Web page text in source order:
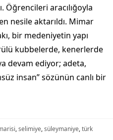
Öğrencileri aracılığoyla
nesile aktarıldı. Mimar
bir medeniyetin yapı
kubbelerde, kenerlerde
devam ediyor; adeta,
insan” sözünün canlı bir
,selimiye,süleymaniye,türk